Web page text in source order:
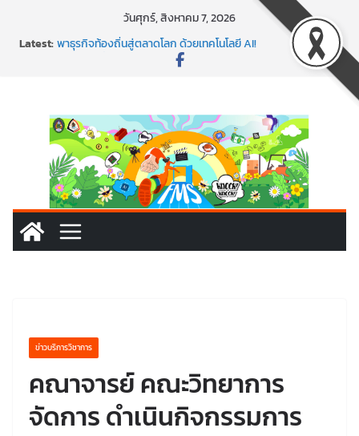
วันศุกร์, สิงหาคม 7, 2026
Latest:พร้อมลุยแล้ว! ปักหมุดโรดแมป AI อัปสกิลธุรกิจให้พุ่งทะยาน
พาธุรกิจท้องถิ่นสู่ตลาดโลก ด้วยเทคโนโลยี AI!
นอกจากเทคโนโลยีจะล้ำ หัวใจคนทำธุรกิจก็ต้องสตรอง!
ข่าวบริการวิชาการ
คณาจารย์ คณะวิทยาการ
จัดการ ดำเนินกิจกรรมการ